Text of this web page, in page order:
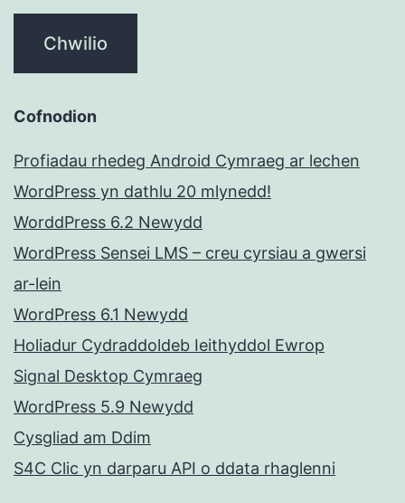
Cofnodion
Profiadau rhedeg Android Cymraeg ar lechen
WordPress yn dathlu 20 mlynedd!
WorddPress 6.2 Newydd
WordPress Sensei LMS – creu cyrsiau a gwersi
ar-lein
WordPress 6.1 Newydd
Holiadur Cydraddoldeb Ieithyddol Ewrop
Signal Desktop Cymraeg
WordPress 5.9 Newydd
Cysgliad am Ddim
S4C Clic yn darparu API o ddata rhaglenni